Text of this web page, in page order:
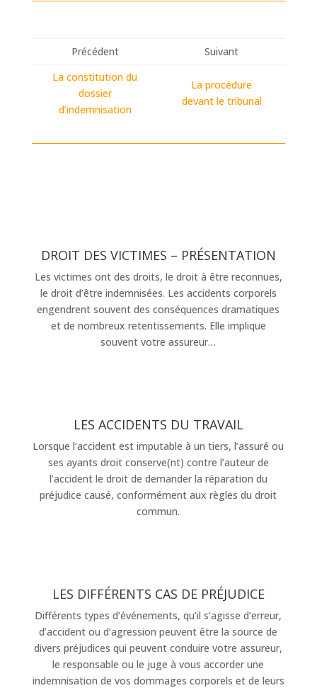
Précédent
Suivant
La constitution du
dossier
d’indemnisation
La procédure
devant le tribunal
DROIT DES VICTIMES – PRÉSENTATION
Les victimes ont des droits, le droit à être reconnues,
le droit d’être indemnisées. Les accidents corporels
engendrent souvent des conséquences dramatiques
et de nombreux retentissements. Elle implique
souvent votre assureur…
LES ACCIDENTS DU TRAVAIL
Lorsque l’accident est imputable à un tiers, l’assuré ou
ses ayants droit conserve(nt) contre l’auteur de
l’accident le droit de demander la réparation du
préjudice causé, conformément aux règles du droit
commun.
LES DIFFÉRENTS CAS DE PRÉJUDICE
Différents types d’événements, qu’il s’agisse d’erreur,
d’accident ou d’agression peuvent être la source de
divers préjudices qui peuvent conduire votre assureur,
le responsable ou le juge à vous accorder une
indemnisation de vos dommages corporels et de leurs